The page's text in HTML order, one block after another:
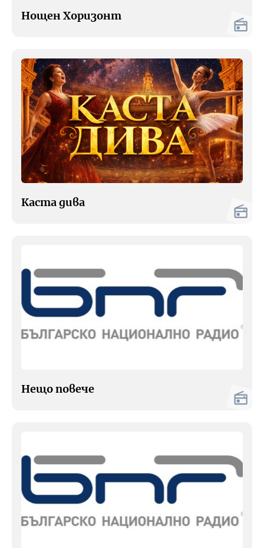
Зелено
БНР
Детското.БНР
Архивен фонд на БНР
Нощен Хоризонт
Каста дива
Нещо повече